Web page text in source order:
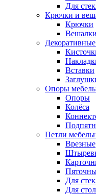
Для
Крючки и
Крючки
Вешалки
Вставки
Опоры
Опоры
Колёса
Петли
Врезные
Для
Для